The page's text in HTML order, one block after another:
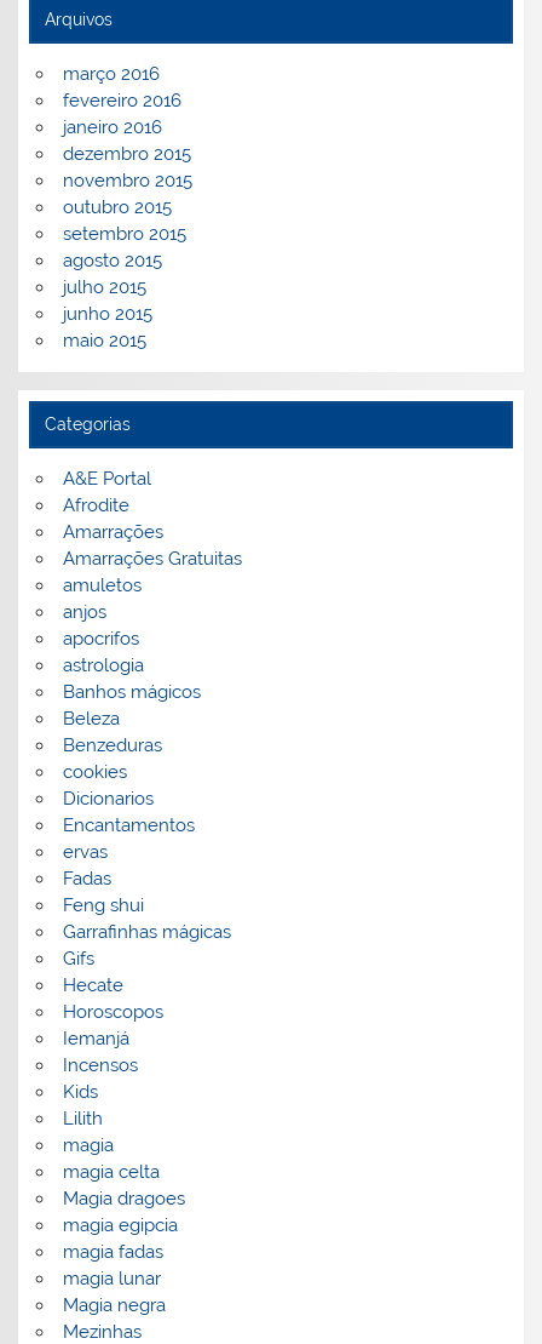
Arquivos
março 2016
fevereiro 2016
janeiro 2016
dezembro 2015
novembro 2015
outubro 2015
setembro 2015
agosto 2015
julho 2015
junho 2015
maio 2015
Categorias
A&E Portal
Afrodite
Amarrações
Amarrações Gratuitas
amuletos
anjos
apocrifos
astrologia
Banhos mágicos
Beleza
Benzeduras
cookies
Dicionarios
Encantamentos
ervas
Fadas
Feng shui
Garrafinhas mágicas
Gifs
Hecate
Horoscopos
Iemanjá
Incensos
Kids
Lilith
magia
magia celta
Magia dragoes
magia egipcia
magia fadas
magia lunar
Magia negra
Mezinhas